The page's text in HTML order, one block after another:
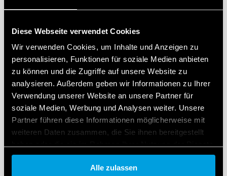
Diese Webseite verwendet Cookies
Wir verwenden Cookies, um Inhalte und Anzeigen zu
personalisieren, Funktionen für soziale Medien anbieten
zu können und die Zugriffe auf unsere Website zu
analysieren. Außerdem geben wir Informationen zu Ihrer
Verwendung unserer Website an unsere Partner für
soziale Medien, Werbung und Analysen weiter. Unsere
Partner führen diese Informationen möglicherweise mit
weiteren Daten zusammen, die Sie ihnen bereitgestellt
gesammelt haben.
Alle zulassen